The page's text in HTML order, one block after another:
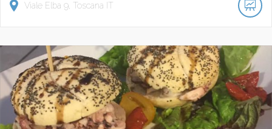
Viale Elba 9 Toscana IT